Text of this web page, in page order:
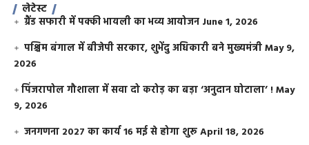
लेटेस्ट
ग्रैंड सफारी में पक्की भायली का भव्य आयोजन June 1, 2026
पश्चिम बंगाल में बीजेपी सरकार, शुभेंदु अधिकारी बने मुख्यमंत्रीMay 9,
2026
​पिंजरापोल गौशाला में सवा दो करोड़ का बड़ा ‘अनुदान घोटाला’ !May
9, 2026
जनगणना 2027 का कार्य 16 मई से होगा शुरूApril 18, 2026